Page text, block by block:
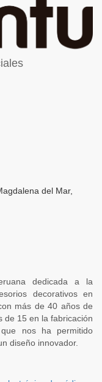
del Mar,
dedicada a la
decorativos en
más de 40 años de
de 15 en la fabricación
nos ha permitido
diseño innovador.